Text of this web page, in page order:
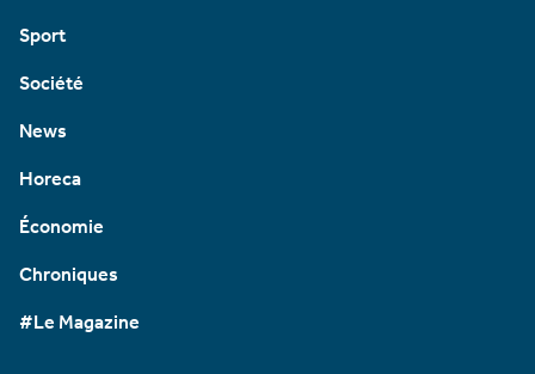
Sport
Société
News
Horeca
Économie
Chroniques
#Le Magazine